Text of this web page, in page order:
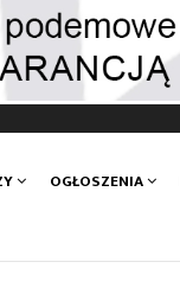
OGŁOSZENIA